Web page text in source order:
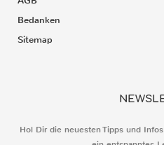
Bedanken
Sitemap
Hol Dir die neuesten Tipps und